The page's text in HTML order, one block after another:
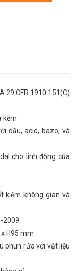
29 CFR 1910.151(C)
kẽm
dầu, acid, bazo, và
cho linh động của
kiệm không gian và
H95 mm
phun rửa với vật liệu